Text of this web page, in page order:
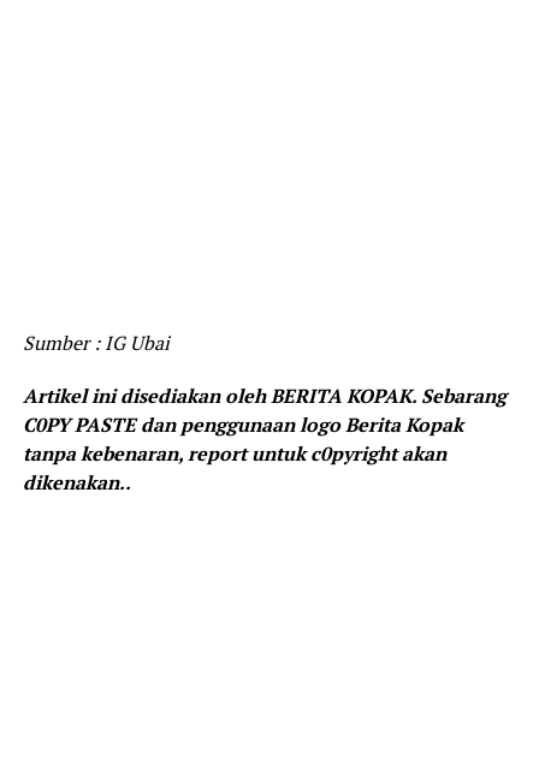
Sumber : IG Ubai
Artikel ini disediakan oleh BERITA KOPAK. Sebarang
C0PY PASTE dan penggunaan logo Berita Kopak
tanpa kebenaran, report untuk c0pyright akan
dikenakan..